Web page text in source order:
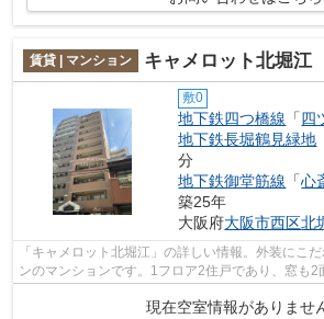
賃貸 | マンション キャメロット北堀江
敷0
地下鉄四つ橋線 「四
地下鉄長堀鶴見緑地
分
地下鉄御堂筋線 「心
築25年
大阪府大阪市西区北
「キャメロット北堀江」の詳しい情報。外装にこ
ンのマンションです。1フロア2住戸であり、窓も2
現在空室情報がありませ